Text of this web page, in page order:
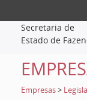
Secretaria de
Estado de
Empresas >